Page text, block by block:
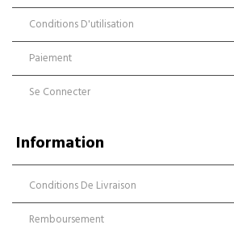
Conditions D'utilisation
Paiement
Se Connecter
Information
Conditions De Livraison
Remboursement